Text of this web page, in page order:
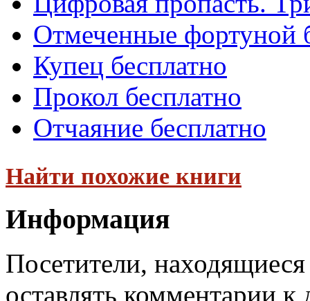
Отмеченные фортуной
Купец бесплатно
Прокол бесплатно
Отчаяние бесплатно
Найти похожие книги
Информация
Посетители,
оставлять комментарии к